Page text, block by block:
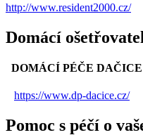
http://www.resident2000.cz/
Domácí
DOMÁCÍ PÉČE DAČICE
https://www.dp-dacice.cz/
Pomoc s péčí o